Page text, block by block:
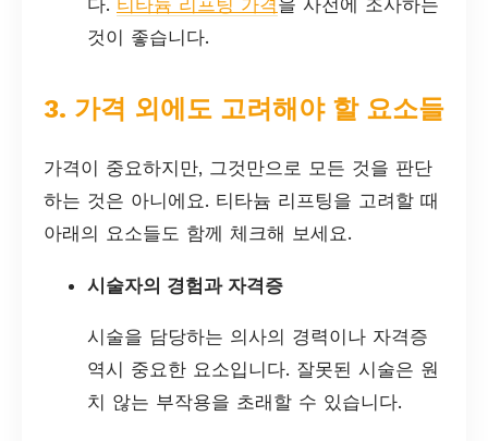
것이 좋습니다.
3. 가격 외에도 고려해야 할 요소들
가격이 중요하지만, 그것만으로 모든 것을 판단
하는 것은 아니에요. 티타늄 리프팅을 고려할 때
아래의 요소들도 함께 체크해 보세요.
시술자의 경험과 자격증
시술을 담당하는 의사의 경력이나 자격증
역시 중요한 요소입니다. 잘못된 시술은 원
치 않는 부작용을 초래할 수 있습니다.